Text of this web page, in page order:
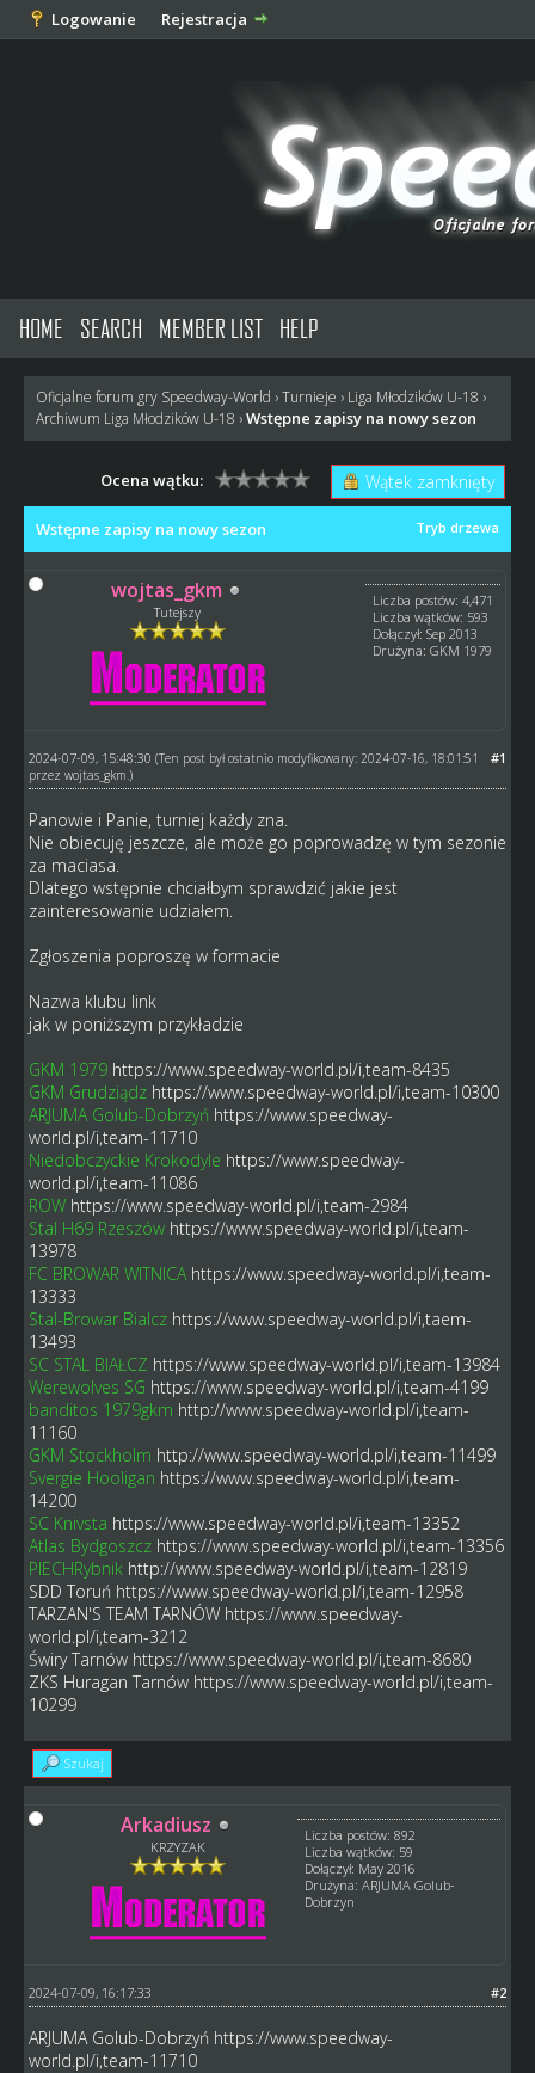
Logowanie Rejestracja
HOME SEARCH MEMBER LIST HELP
Oficjalne forum gry Speedway-World ›Turnieje › Liga Młodzików U-18 ›
Archiwum Liga Młodzików U-18 ›Wstępne zapisy na nowy sezon
Wątek zamknięty
Ocena wątku:
Tryb drzewa
Wstępne zapisy na nowy sezon
wojtas_gkm
Tutejszy
Liczba postów: 4,471
Liczba wątków: 593
Dołączył: Sep 2013
Drużyna: GKM 1979
#1
2024-07-09, 15:48:30 (Ten post był ostatnio modyfikowany: 2024-07-16, 18:01:51
przez wojtas_gkm.)
Panowie i Panie, turniej każdy zna.
Nie obiecuję jeszcze, ale może go poprowadzę w tym sezonie
za maciasa.
Dlatego wstępnie chciałbym sprawdzić jakie jest
zainteresowanie udziałem.
Zgłoszenia poproszę w formacie
Nazwa klubu link
jak w poniższym przykładzie
GKM 1979 https://www.speedway-world.pl/i,team-8435
GKM Grudziądz https://www.speedway-world.pl/i,team-10300
ARJUMA Golub-Dobrzyń https://www.speedway-
world.pl/i,team-11710
Niedobczyckie Krokodyle https://www.speedway-
world.pl/i,team-11086
ROW https://www.speedway-world.pl/i,team-2984
Stal H69 Rzeszów https://www.speedway-world.pl/i,team-
13978
FC BROWAR WITNICA https://www.speedway-world.pl/i,team-
13333
Stal-Browar Bialcz https://www.speedway-world.pl/i,taem-
13493
SC STAL BIAŁCZ https://www.speedway-world.pl/i,team-13984
Werewolves SG https://www.speedway-world.pl/i,team-4199
banditos 1979gkm http://www.speedway-world.pl/i,team-
11160
GKM Stockholm http://www.speedway-world.pl/i,team-11499
Svergie Hooligan https://www.speedway-world.pl/i,team-
14200
SC Knivsta https://www.speedway-world.pl/i,team-13352
Atlas Bydgoszcz https://www.speedway-world.pl/i,team-13356
PIECHRybnik http://www.speedway-world.pl/i,team-12819
SDD Toruń https://www.speedway-world.pl/i,team-12958
TARZAN'S TEAM TARNÓW https://www.speedway-
world.pl/i,team-3212
Świry Tarnów https://www.speedway-world.pl/i,team-8680
ZKS Huragan Tarnów https://www.speedway-world.pl/i,team-
10299
Szukaj
Arkadiusz
KRZYZAK
Liczba postów: 892
Liczba wątków: 59
Dołączył: May 2016
Drużyna: ARJUMA Golub-
Dobrzyn
#2
2024-07-09, 16:17:33
ARJUMA Golub-Dobrzyń https://www.speedway-
world.pl/i,team-11710